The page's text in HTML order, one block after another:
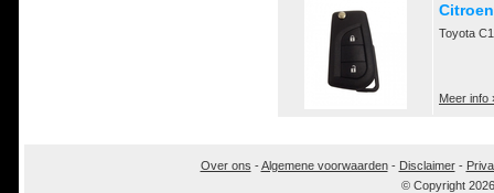
Toyota
Meer info
Over ons -Algemene voorwaarden- Disclaimer-
© Copyright